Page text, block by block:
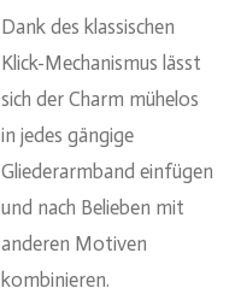
Dank des klassischen
Klick-Mechanismus lässt
sich der Charm mühelos
in jedes gängige
Gliederarmband einfügen
und nach Belieben mit
anderen Motiven
kombinieren.